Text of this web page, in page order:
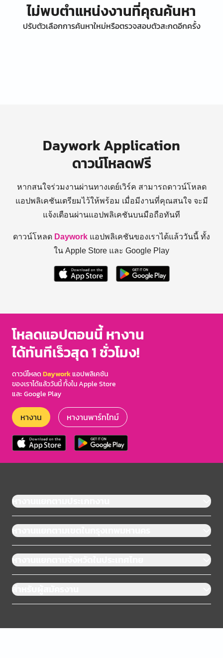
ไม่พบตำแหน่งงานที่คุณค้นหา
ปรับตัวเลือกการค้นหาใหม่หรือตรวจสอบตัวสะกดอีกครั้ง
Daywork Application
ดาวน์โหลดฟรี
หากสนใจร่วมงานผ่านทางเดย์เวิร์ค สามารถดาวน์โหลด
แอปพลิเคชันเตรียมไว้ให้พร้อม เมื่อมีงานที่คุณสนใจ จะมี
แจ้งเตือนผ่านแอปพลิเคชันบนมือถือทันที
ดาวน์โหลด Daywork แอปพลิเคชันของเราได้แล้ววันนี้ ทั้ง
ใน Apple Store และ Google Play
โหลดแอปตอนนี้ หางาน
ได้ทันทีเร็วสุด 1 ชั่วโมง!
ดาวน์โหลดDayworkแอปพลิเคชัน
ของเราได้แล้ววันนี้ ทั้งใน Apple Store
และ Google Play
หางาน หางานพาร์ทไทม์
หางานแยกตามประเภทงาน
หางานแยกตามเขตในกรุงเทพมหานคร
หางานแยกตามจังหวัดในประเทศไทย
สำหรับผู้สมัครงาน